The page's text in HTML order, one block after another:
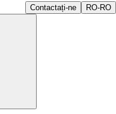
Contactați-ne RO-RO